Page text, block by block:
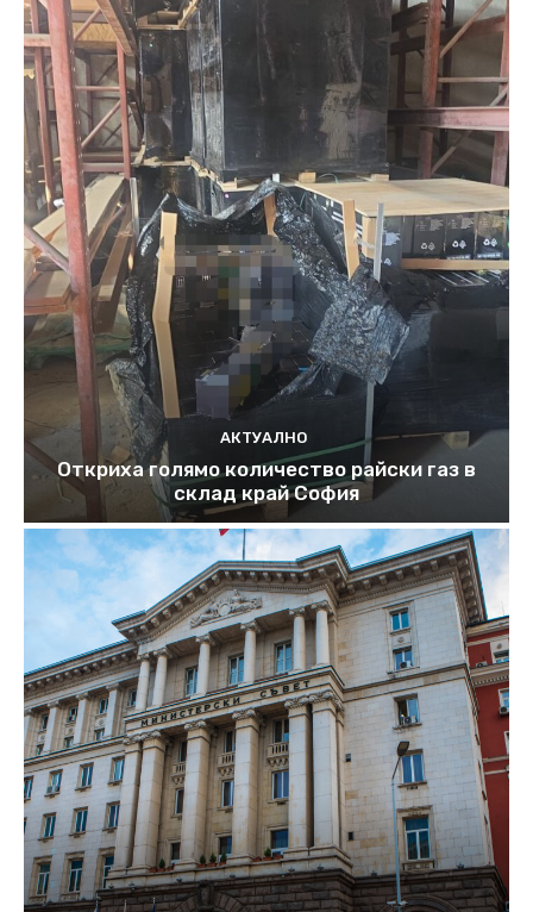
АКТУАЛНО
Откриха голямо количество райски газ в
склад край София